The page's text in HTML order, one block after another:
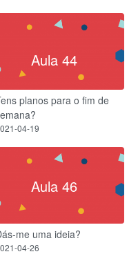
Aula 44
planos para o fim de
04-19
Aula 46
me uma ideia?
04-26